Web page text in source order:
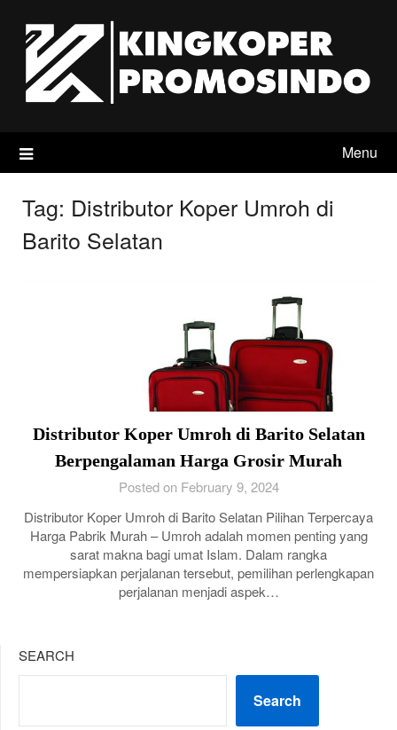
content
Menu
Tag: Distributor Koper Umroh di
Barito Selatan
Distributor Koper Umroh di Barito Selatan
Berpengalaman Harga Grosir Murah
Posted on February 9, 2024
Distributor Koper Umroh di Barito Selatan Pilihan Terpercaya
Harga Pabrik Murah – Umroh adalah momen penting yang
sarat makna bagi umat Islam. Dalam rangka
mempersiapkan perjalanan tersebut, pemilihan perlengkapan
perjalanan menjadi aspek…
SEARCH
Search